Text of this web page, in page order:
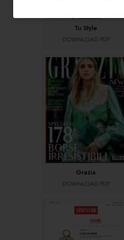
Tu Style
DOWNLOAD PDF
Grazia
DOWNLOAD PDF